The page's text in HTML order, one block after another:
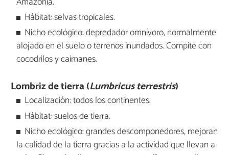
Hábitat: selvas tropicales.
Nicho ecológico: depredador omnívoro, normalmente
alojado en el suelo o terrenos inundados. Compite con
cocodrilos y caimanes.
Lombriz de tierra (Lumbricus terrestris)
Localización: todos los continentes.
Hábitat: suelos de tierra.
Nicho ecológico: grandes descomponedores, mejoran
la calidad de la tierra gracias a la actividad que llevan a